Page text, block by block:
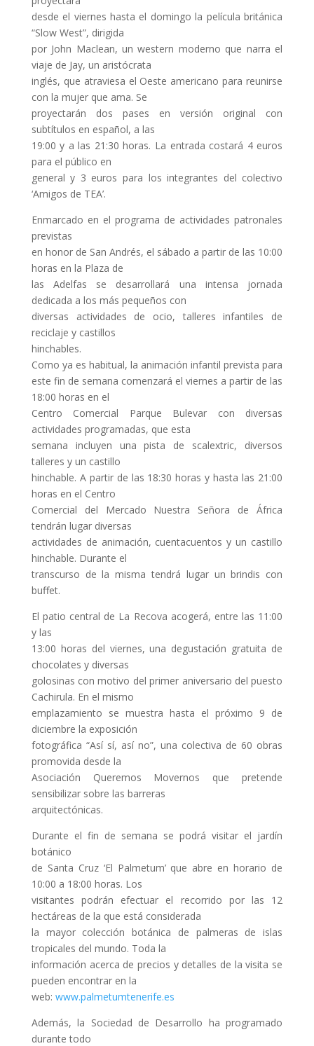
desde el viernes hasta el domingo la película británica
“Slow West”, dirigida
por John Maclean, un western moderno que narra el
viaje de Jay, un aristócrata
inglés, que atraviesa el Oeste americano para reunirse
con la mujer que ama. Se
proyectarán dos pases en versión original con
subtítulos en español, a las
19:00 y a las 21:30 horas. La entrada costará 4 euros
para el público en
general y 3 euros para los integrantes del colectivo
‘Amigos de TEA’.
Enmarcado en el programa de actividades patronales
previstas
en honor de San Andrés, el sábado a partir de las 10:00
horas en la Plaza de
las Adelfas se desarrollará una intensa jornada
dedicada a los más pequeños con
diversas actividades de ocio, talleres infantiles de
reciclaje y castillos
hinchables.
Como ya es habitual, la animación infantil prevista para
este fin de semana comenzará el viernes a partir de las
18:00 horas en el
Centro Comercial Parque Bulevar con diversas
actividades programadas, que esta
semana incluyen una pista de scalextric, diversos
talleres y un castillo
hinchable. A partir de las 18:30 horas y hasta las 21:00
horas en el Centro
Comercial del Mercado Nuestra Señora de África
tendrán lugar diversas
actividades de animación, cuentacuentos y un castillo
hinchable. Durante el
transcurso de la misma tendrá lugar un brindis con
buffet.
El patio central de La Recova acogerá, entre las 11:00
y las
13:00 horas del viernes, una degustación gratuita de
chocolates y diversas
golosinas con motivo del primer aniversario del puesto
Cachirula. En el mismo
emplazamiento se muestra hasta el próximo 9 de
diciembre la exposición
fotográfica “Así sí, así no”, una colectiva de 60 obras
promovida desde la
Asociación Queremos Movernos que pretende
sensibilizar sobre las barreras
arquitectónicas.
Durante el fin de semana se podrá visitar el jardín
botánico
de Santa Cruz ‘El Palmetum’ que abre en horario de
10:00 a 18:00 horas. Los
visitantes podrán efectuar el recorrido por las 12
hectáreas de la que está considerada
la mayor colección botánica de palmeras de islas
tropicales del mundo. Toda la
información acerca de precios y detalles de la visita se
pueden encontrar en la
web: www.palmetumtenerife.es
Además, la Sociedad de Desarrollo ha programado
durante todo